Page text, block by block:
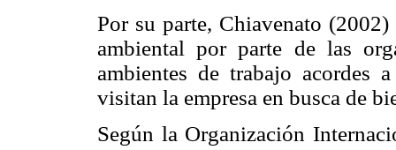
Por su parte, Chiavenato
ambiental por parte de las
ambientes de trabajo acordes
visitan la empresa en busca de
Según la Organización